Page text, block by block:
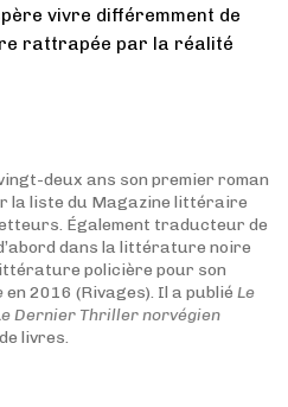
vivre différemment de
rattrapée par la réalité
deux ans son premier roman
la liste du Magazine littéraire
Également traducteur de
dans la littérature noire
policière pour son
en 2016 (Rivages). Il a publié Le
Dernier Thriller norvégien
livres.